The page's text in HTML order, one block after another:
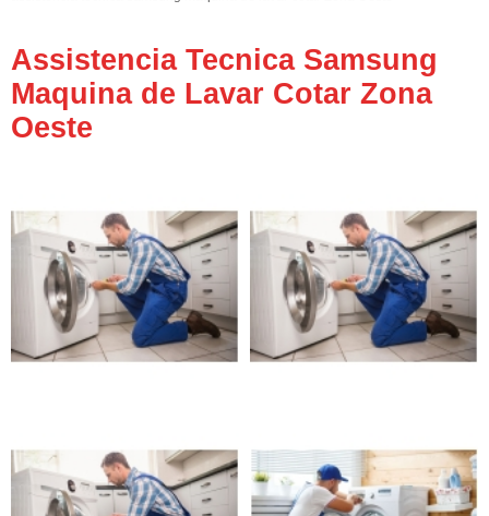
Assistencia Tecnica Samsung
Maquina de Lavar Cotar Zona
Oeste